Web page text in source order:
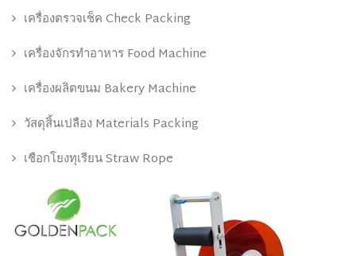
เครื่องตรวจเช็ค Check Packing
เครื่องจักรทำอาหาร Food Machine
เครื่องผลิตขนม Bakery Machine
วัสดุสิ้นเปลือง Materials Packing
เชือกโยงทุเรียน Straw Rope